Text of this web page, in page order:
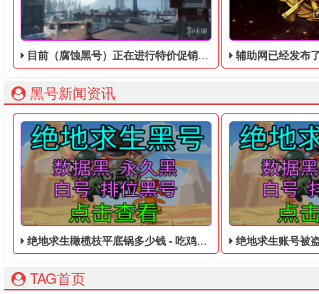
绝地求生黑号： 质保时间内找回换号！ 绝地求生白号： 四无
2036年，世界上
目前（腐蚀黑号）正在进行特价促销，截止7月9日前购买可以享受到半价优惠58元
开发者FacepunchStudios发表了开放世界生存游戏腐蚀黑号​
辅助网已经发布了新的参考
辅助网已经发布
黑号新闻资讯
绝地求生橄榄枝平底锅多少钱 - 吃鸡免费的皮肤黑号 绝地求生账号被盗怎么办账号
TAG首页